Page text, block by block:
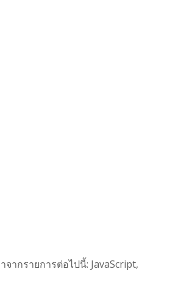
กรายการต่อไปนี้: JavaScript,